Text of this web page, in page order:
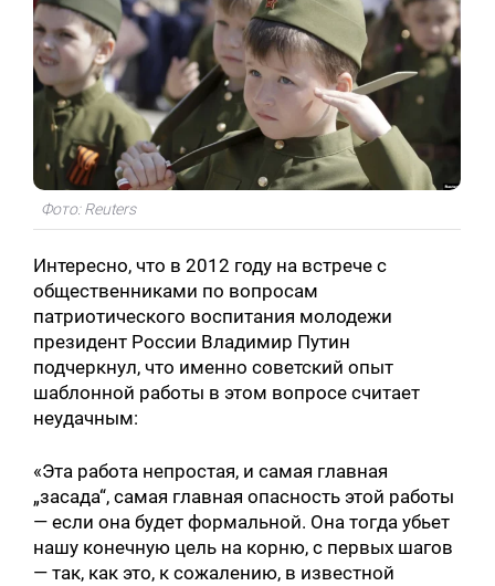
Искать:
Фото: Reuters
Интересно, что в 2012 году на встрече с
общественниками по вопросам
патриотического воспитания молодежи
президент России Владимир Путин
подчеркнул, что именно советский опыт
шаблонной работы в этом вопросе считает
неудачным:
«Эта работа непростая, и самая главная
„засада“, самая главная опасность этой работы
— если она будет формальной. Она тогда убьет
нашу конечную цель на корню, с первых шагов
— так, как это, к сожалению, в известной